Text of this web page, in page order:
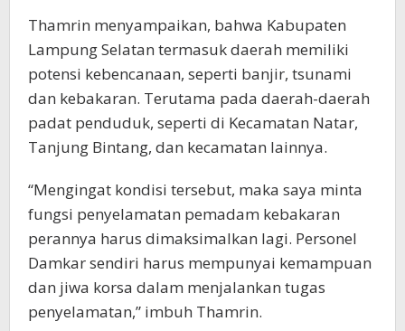
Thamrin menyampaikan, bahwa Kabupaten
Lampung Selatan termasuk daerah memiliki
potensi kebencanaan, seperti banjir, tsunami
dan kebakaran. Terutama pada daerah-daerah
padat penduduk, seperti di Kecamatan Natar,
Tanjung Bintang, dan kecamatan lainnya.
“Mengingat kondisi tersebut, maka saya minta
fungsi penyelamatan pemadam kebakaran
perannya harus dimaksimalkan lagi. Personel
Damkar sendiri harus mempunyai kemampuan
dan jiwa korsa dalam menjalankan tugas
penyelamatan,” imbuh Thamrin.